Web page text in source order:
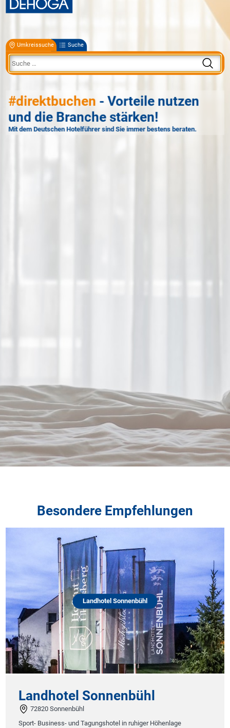
Umkreissuche Suche
#direktbuchen - Vorteile nutzen
und die Branche stärken!
Mit dem Deutschen Hotelführer sind Sie immer bestens beraten.
Besondere Empfehlungen
Landhotel Sonnenbühl
Landhotel Sonnenbühl
72820 Sonnenbühl
Sport- Business- und Tagungshotel in ruhiger Höhenlage